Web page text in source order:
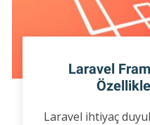
Laravel
Laravel ihtiyaç